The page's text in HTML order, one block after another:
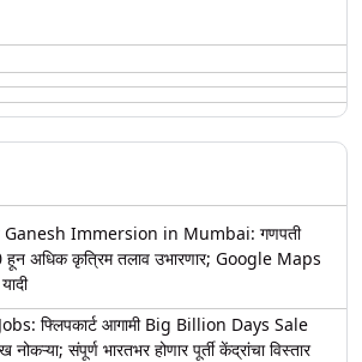
Immersion in Mumbai: गणपती
हून अधिक कृत्रिम तलाव उभारणार; Google Maps
फ्लिपकार्ट आगामी Big Billion Days Sale
नोकऱ्या; संपूर्ण भारतभर होणार पूर्ती केंद्रांचा विस्तार